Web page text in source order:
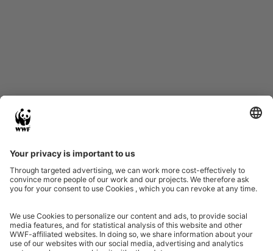
Eine Initiative von
Partner & Auszeichnungen
Ein Projekt der Aktionsplattform von Unternehmen Biologische Vielfalt 2020